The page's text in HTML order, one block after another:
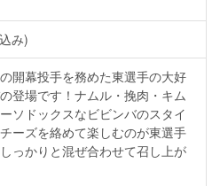
み)
開幕投手を務めた東選手の大好
登場です！ナムル・挽肉・キム
ソドックスなビビンバのスタイ
ーズを絡めて楽しむのが東選手
っかりと混ぜ合わせて召し上が